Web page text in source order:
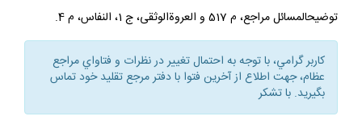
توضيح‏المسائل مراجع، م 517 و العروةالوثقى، ج 1، النفاس، م 4.
كاربر گرامي، با توجه به احتمال تغيير در نظرات و فتاواي مراجع
عظام، جهت اطلاع از آخرين فتوا با دفتر مرجع تقليد خود تماس
بگيريد. با تشكر